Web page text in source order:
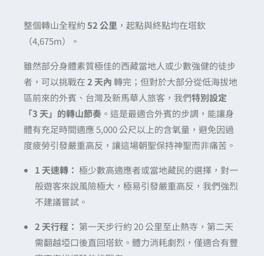
整個轉山全程約52 公里 ，起點與終點均在塔欽
（4,675m）。
雖然部分身體素質極佳的西藏當地人或少數強健的徒步
者，可以挑戰在2 天內轉完；但對於大部分從低海拔地
區前來的外賓、台灣及新馬華人旅客，我們特別設定
「3 天」的轉山節奏 。這是最適合外賓的步調，能讓身
體有充足時間適應 5,000 公尺以上的含氧量，避免因過
度疲勞引發嚴重高反，讓這場朝聖保持神聖而非痛苦。
1 天速轉： 極少數高適應者或當地藏民的選擇，對一
般遊客來說風險極大，極易引發嚴重高反，我們強烈
不建議嘗試。
2 天行程： 第一天步行約 20 公里至止熱寺，第二天
需翻越埡口後直回塔欽。體力消耗劇烈，僅適合有豐